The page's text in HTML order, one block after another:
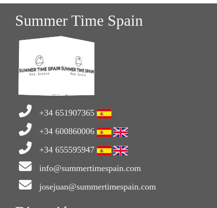
Summer Time Spain
+34 651907365
+34 600860006
+34 655595947
info@summertimespain.com
josejuan@summertimespain.com